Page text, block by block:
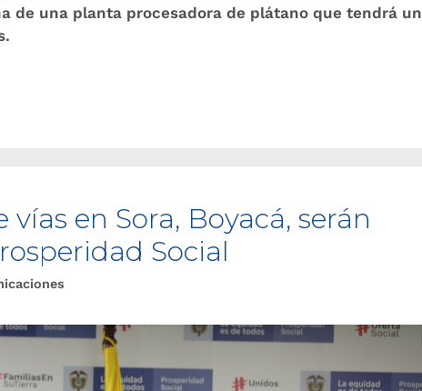
de una planta procesadora de plátano que tendrá un
en Sora, Boyacá, serán
Social